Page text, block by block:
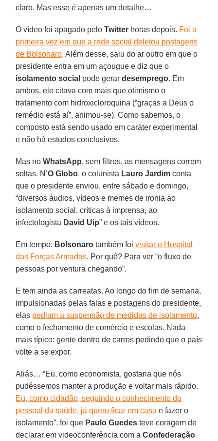
claro. Mas esse é apenas um detalhe…
O vídeo foi apagado peloTwitter horas depois. Foi a
primeira vez em que a rede social deletou postagens
de Bolsonaro. Além desse, saiu do ar outro em que o
presidente entra em um açougue e diz que o
isolamento social pode gerardesemprego. Em
ambos, ele citava com mais que otimismo o
tratamento com hidroxicloroquina (“graças a Deus o
remédio está aí”, animou-se). Como sabemos, o
composto está sendo usado em caráter experimental
e não há estudos conclusivos.
Mas noWhatsApp, sem filtros, as mensagens correm
soltas. N’O Globo, o colunista Lauro Jardim conta
que o presidente enviou, entre sábado e domingo,
“diversos áudios, vídeos e memes de ironia ao
isolamento social, críticas à imprensa, ao
infectologista David Uip” e os tais vídeos.
Em tempo: Bolsonaro também foivisitar o Hospital
das Forças Armadas. Por quê? Para ver “o fluxo de
pessoas por ventura chegando”.
E tem ainda as carreatas. Ao longo do fim de semana,
impulsionadas pelas falas e postagens do presidente,
elas pediam a suspensão de medidas de isolamento,
como o fechamento de comércio e escolas. Nada
mais típico: gente dentro de carros pedindo que o país
volte a se expor.
Aliás… “Eu, como economista, gostaria que nós
pudéssemos manter a produção e voltar mais rápido.
Eu, como cidadão, seguindo o conhecimento do
pessoal da saúde, já quero ficar em casa e fazer o
isolamento”, foi que Paulo Guedes teve coragem de
declarar em videoconferência com aConfederação